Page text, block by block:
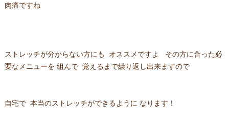
肉痛ですね
ストレッチが分からない方にも オススメですよ その方に合った必
要なメニューを 組んで 覚えるまで繰り返し出来ますので
自宅で 本当のストレッチができるように なります！